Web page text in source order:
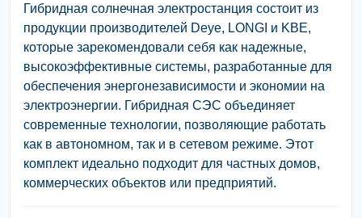
Гибридная солнечная электростанция состоит из
продукции производителей Deye, LONGI и KBE,
которые зарекомендовали себя как надежные,
высокоэффективные системы, разработанные для
обеспечения энергонезависимости и экономии на
электроэнергии. Гибридная СЭС объединяет
современные технологии, позволяющие работать
как в автономном, так и в сетевом режиме. Этот
комплект идеально подходит для частных домов,
коммерческих объектов или предприятий.